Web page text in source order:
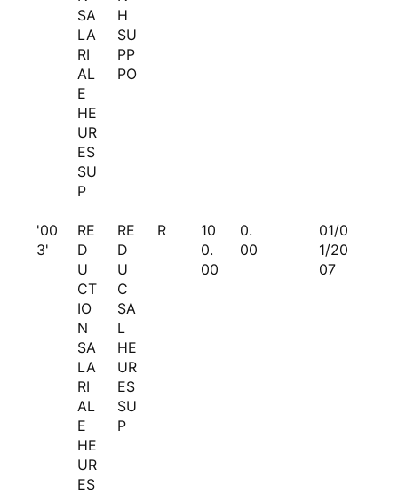
SA
LA
RI
AL
E
HE
UR
ES
SU
P
H
SU
PP
PO
'00
3'
RE
D
U
CT
IO
N
SA
LA
RI
AL
E
HE
UR
ES
RE
D
U
C
SA
L
HE
UR
ES
SU
P
R
10
0.
00
0.
00
01/0
1/20
07